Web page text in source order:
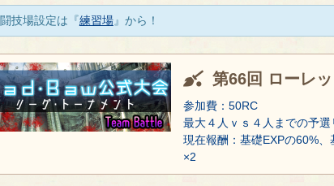
闘技場設定は『練習場』から！
第66回 ローレ
参加費：50RC
最大４人ｖｓ４人までの予
現在報酬：基礎EXPの60%
×2